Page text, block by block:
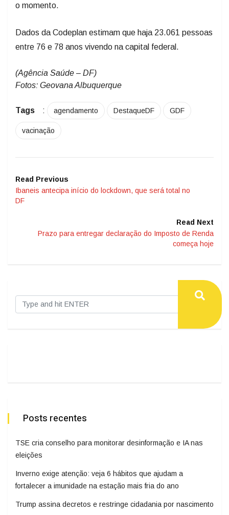
o momento.
Dados da Codeplan estimam que haja 23.061 pessoas
entre 76 e 78 anos vivendo na capital federal.
(Agência Saúde – DF)
Fotos: Geovana Albuquerque
Tags : agendamento DestaqueDF GDF
vacinação
Read Previous
Ibaneis antecipa início do lockdown, que será total no
DF
Read Next
Prazo para entregar declaração do Imposto de Renda
começa hoje
Posts recentes
TSE cria conselho para monitorar desinformação e IA nas
eleições
Inverno exige atenção: veja 6 hábitos que ajudam a
fortalecer a imunidade na estação mais fria do ano
Trump assina decretos e restringe cidadania por nascimento